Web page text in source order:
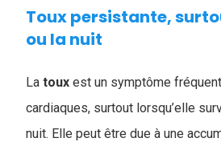
Toux persistante,
ou la nuit
La toux est un symptôme
cardiaques, surtout lorsqu’elle
nuit. Elle peut être due à une